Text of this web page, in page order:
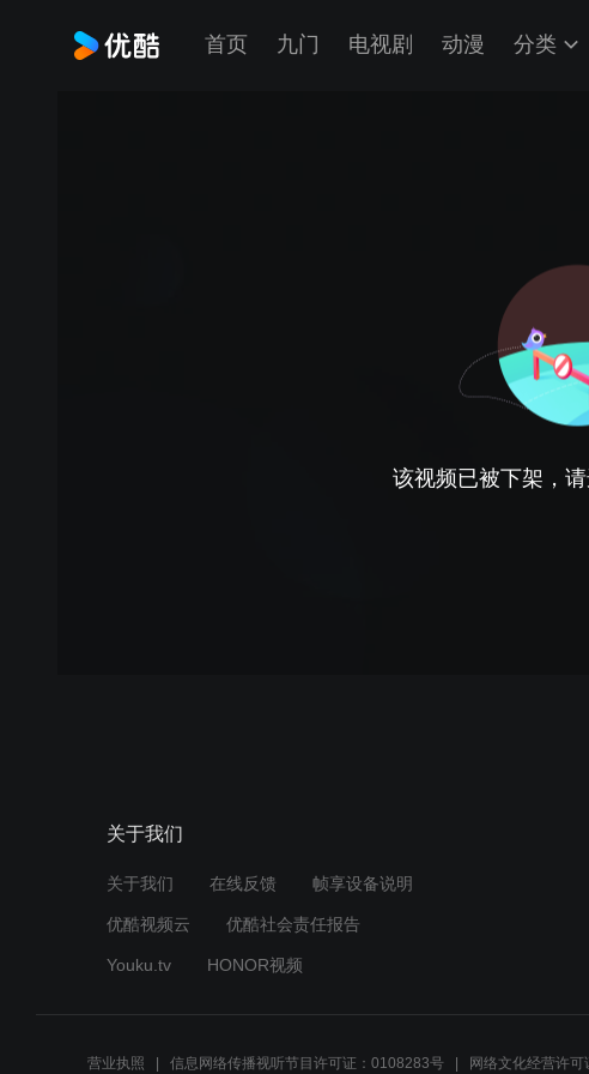
首页 九门 电视剧 动漫 分类
该视频已被下架，
关于我们
关于我们 在线反馈 帧享设备说明
优酷视频云 优酷社会责任报告
Youku.tv HONOR视频
营业执照 信息网络传播视听节目许可证：0108283号 网络文化经营许